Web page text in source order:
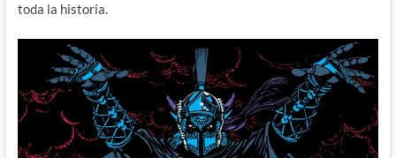
toda la historia.